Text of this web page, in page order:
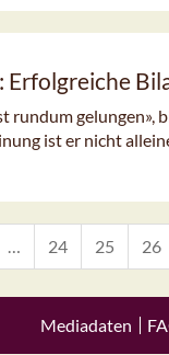
rundum gelungen»,
ist er nicht
… 24 25 26
Mediadaten